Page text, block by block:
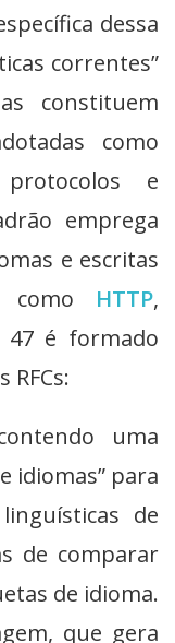
dessa
correntes”
constituem
como
e
emprega
e escritas
como HTTP,
47 é formado
uma
idiomas” para
de
de comparar
de idioma.
que gera